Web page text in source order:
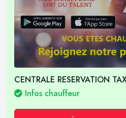
CENTRALE RESERVATION
Infos chauffeur